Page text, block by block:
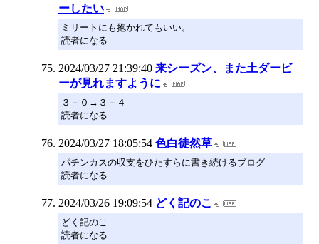
ーしたい
ミリートにも抱かれてもいい。
読者になる
2024/03/27 21:39:40 来シーズン、また土ダービ
ーが見れますように
３－０→３－４
読者になる
2024/03/27 18:05:54 色白徒然草
パチンカスの収支をひたすらに書き続けるブログ
読者になる
2024/03/26 19:09:54 どく記のこ
どく記のこ
読者になる